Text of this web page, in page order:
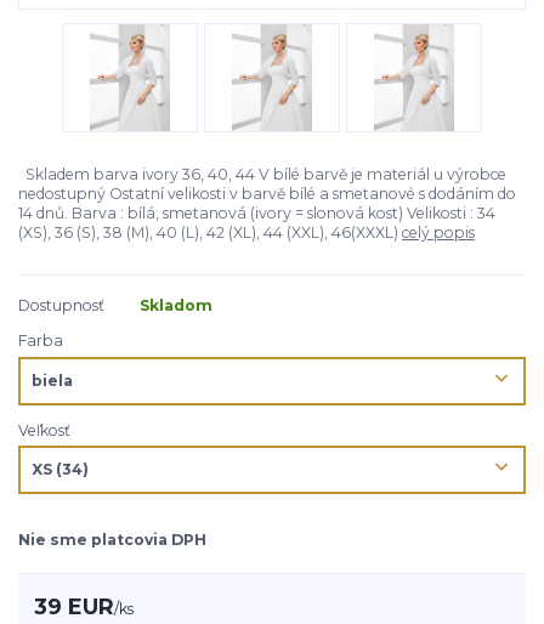
Skladem barva ivory 36, 40, 44 V bílé barvě je materiál u výrobce
nedostupný Ostatní velikosti v barvě bílé a smetanové s dodáním do
14 dnů. Barva : bílá, smetanová (ivory = slonová kost) Velikosti : 34
(XS), 36 (S), 38 (M), 40 (L), 42 (XL), 44 (XXL), 46(XXXL) celý popis
Dostupnosť
Skladom
Farba
Veľkosť
Nie sme platcovia DPH
39 EUR/ks